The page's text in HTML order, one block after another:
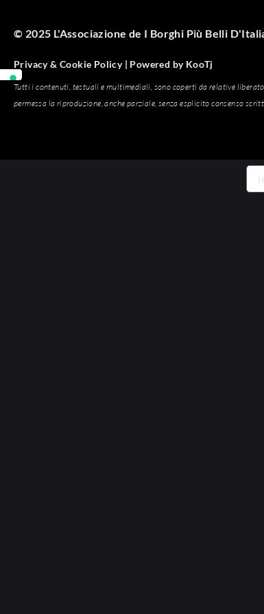
© 2025 L'Associazione de I Borghi Più Belli
Privacy & Cookie Policy | Powered byKooTj
Tutti i contenuti, testuali e multimediali, sono coperti da relative
permessa la riproduzione, anche parziale, senza esplicito consenso